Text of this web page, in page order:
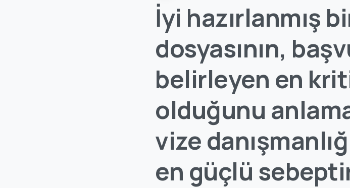
İyi hazırlanmış
dosyasının,
belirleyen en
olduğunu
vize
en güçlü